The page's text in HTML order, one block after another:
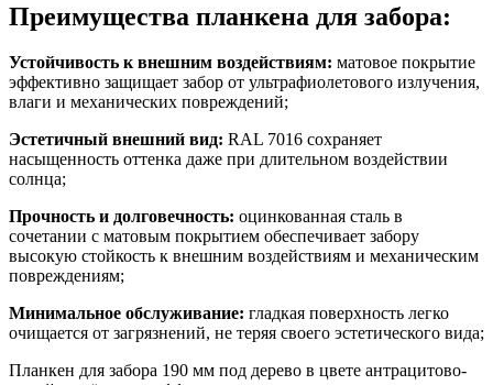
Преимущества планкена для забора:
Устойчивость к внешним воздействиям: матовое покрытие
эффективно защищает забор от ультрафиолетового излучения,
влаги и механических повреждений;
Эстетичный внешний вид: RAL 7016 сохраняет
насыщенность оттенка даже при длительном воздействии
солнца;
Прочность и долговечность: оцинкованная сталь в
сочетании с матовым покрытием обеспечивает забору
высокую стойкость к внешним воздействиям и механическим
повреждениям;
Минимальное обслуживание: гладкая поверхность легко
очищается от загрязнений, не теряя своего эстетического вида;
Планкен для забора 190 мм под дерево в цвете антрацитово-